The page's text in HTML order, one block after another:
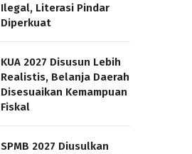
Ilegal, Literasi Pindar
Diperkuat
KUA 2027 Disusun Lebih
Realistis, Belanja Daerah
Disesuaikan Kemampuan
Fiskal
SPMB 2027 Diusulkan